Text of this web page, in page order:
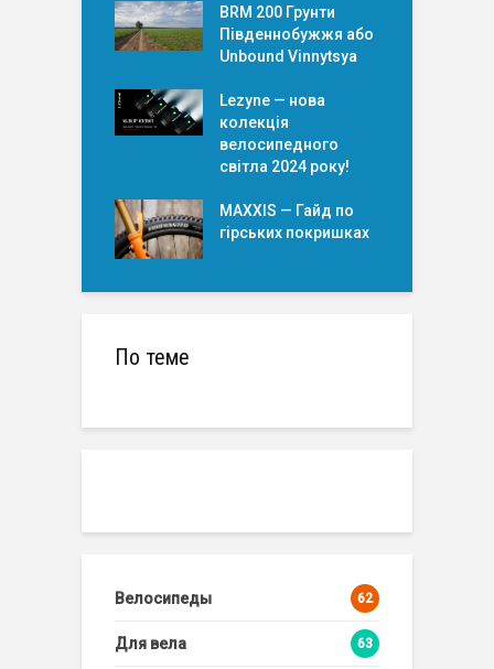
BRM 200 Грунти
Південнобужжя або
Unbound Vinnytsya
Lezyne — нова
колекція
велосипедного
світла 2024 року!
MAXXIS — Гайд по
гірських покришкаx
По теме
Велосипеды 62
Для вела 63